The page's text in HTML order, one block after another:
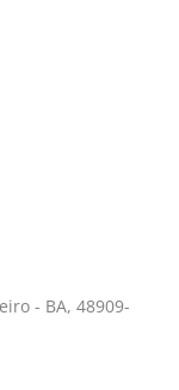
- BA, 48909-